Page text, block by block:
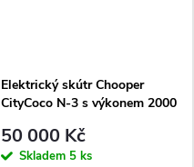
Elektrický skútr Chooper
CityCoco N-3 s výkonem 2000
až 100 km. Stylový černý
design, tichý provoz a
50 000 Kč
Skladem 5 ks